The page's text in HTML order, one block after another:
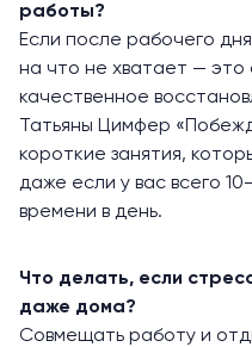
работы?
Если после рабочего
на что не хватает — это
качественное
Татьяны Цимфер
короткие занятия,
даже если у вас всего
времени в день.
Что делать, если
даже дома?
Совмещать работу и